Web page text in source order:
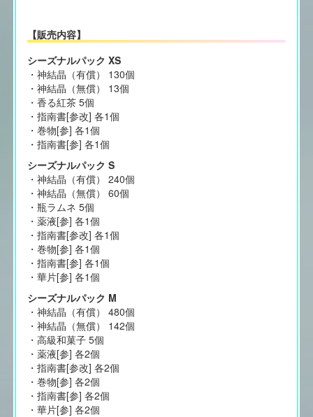
【販売内容】
シーズナルパック XS
・神結晶（有償） 130個
・神結晶（無償） 13個
・香る紅茶 5個
・指南書[参改] 各1個
・巻物[参] 各1個
・指南書[参] 各1個
シーズナルパック S
・神結晶（有償） 240個
・神結晶（無償） 60個
・瓶ラムネ 5個
・薬液[参] 各1個
・指南書[参改] 各1個
・巻物[参] 各1個
・指南書[参] 各1個
・華片[参] 各1個
シーズナルパック M
・神結晶（有償） 480個
・神結晶（無償） 142個
・高級和菓子 5個
・薬液[参] 各2個
・指南書[参改] 各2個
・巻物[参] 各2個
・指南書[参] 各2個
・華片[参] 各2個